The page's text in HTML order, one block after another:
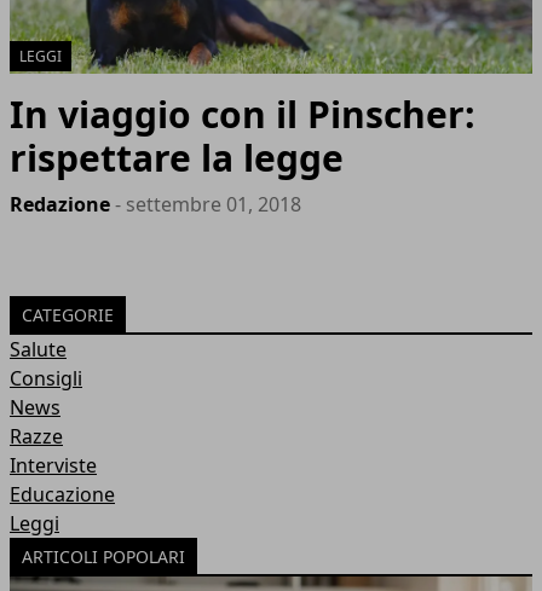
LEGGI
In viaggio con il Pinscher:
rispettare la legge
Redazione- settembre 01, 2018
CATEGORIE
Salute
Consigli
News
Razze
Interviste
Educazione
Leggi
ARTICOLI POPOLARI